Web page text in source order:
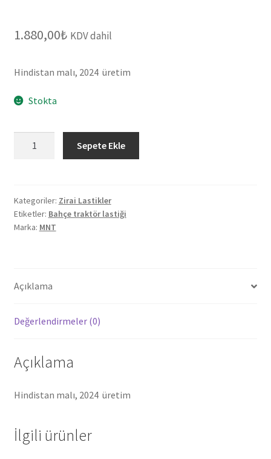
1.880,00₺ KDV dahil
Hindistan malı, 2024 üretim
Stokta
traktör
arka
desen
50012
Sepete Ekle
Kategoriler: Zirai Lastikler
Etiketler: Bahçe traktör lastiği
Marka: MNT
Açıklama
Değerlendirmeler (0)
Açıklama
Hindistan malı, 2024 üretim
İlgili ürünler